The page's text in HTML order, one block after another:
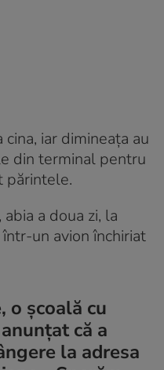
iar dimineața au
din terminal pentru
părintele.
a doua zi, la
un avion închiriat
o școală cu
că a
la adresa